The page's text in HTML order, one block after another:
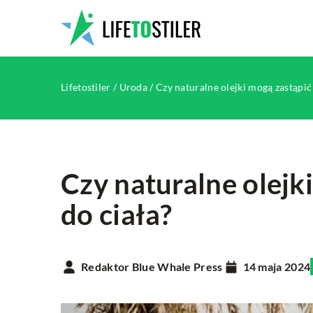
Lifetostiler / Uroda/Czy naturalne olejki mogą zastąpić
Czy naturalne
do ciała?
Redaktor Blue Whale Press 14 maja 2024